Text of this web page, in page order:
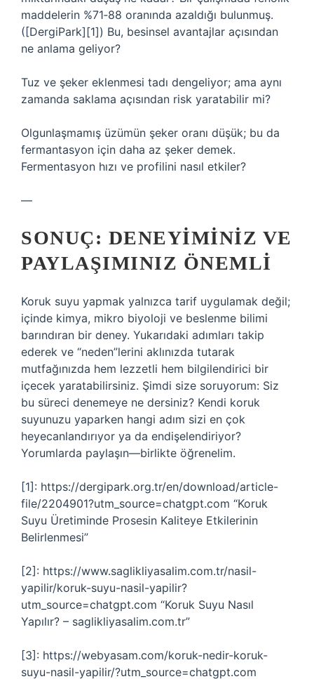
maddelerin %71‑88 oranında azaldığı bulunmuş.
([DergiPark][1]) Bu, besinsel avantajlar açısından
ne anlama geliyor?
Tuz ve şeker eklenmesi tadı dengeliyor; ama aynı
zamanda saklama açısından risk yaratabilir mi?
Olgunlaşmamış üzümün şeker oranı düşük; bu da
fermantasyon için daha az şeker demek.
Fermentasyon hızı ve profilini nasıl etkiler?
—
SONUÇ: DENEYIMINIZ VE
PAYLAŞIMINIZ ÖNEMLI
Koruk suyu yapmak yalnızca tarif uygulamak değil;
içinde kimya, mikro biyoloji ve beslenme bilimi
barındıran bir deney. Yukarıdaki adımları takip
ederek ve “neden”lerini aklınızda tutarak
mutfağınızda hem lezzetli hem bilgilendirici bir
içecek yaratabilirsiniz. Şimdi size soruyorum: Siz
bu süreci denemeye ne dersiniz? Kendi koruk
suyunuzu yaparken hangi adım sizi en çok
heyecanlandırıyor ya da endişelendiriyor?
Yorumlarda paylaşın—birlikte öğrenelim.
[1]: https://dergipark.org.tr/en/download/article-
file/2204901?utm_source=chatgpt.com “Koruk
Suyu Üretiminde Prosesin Kaliteye Etkilerinin
Belirlenmesi”
[2]: https://www.saglikliyasalim.com.tr/nasil-
yapilir/koruk-suyu-nasil-yapilir?
utm_source=chatgpt.com “Koruk Suyu Nasıl
Yapılır? – saglikliyasalim.com.tr”
[3]: https://webyasam.com/koruk-nedir-koruk-
suyu-nasil-yapilir/?utm_source=chatgpt.com